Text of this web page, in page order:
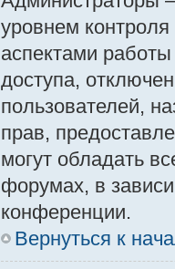
уровнем
аспектами
доступа,
пользователей,
прав,
могут обладать
форумах, в
конференции.
Вернуться к